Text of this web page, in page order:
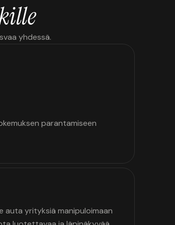
yhdessä.
parantamiseen
auta yrityksiä manipuloimaan